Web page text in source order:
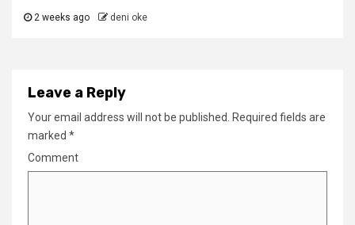
2 weeks ago deni oke
Leave a Reply
Your email address will not be published.
Required fields are
marked *
Comment